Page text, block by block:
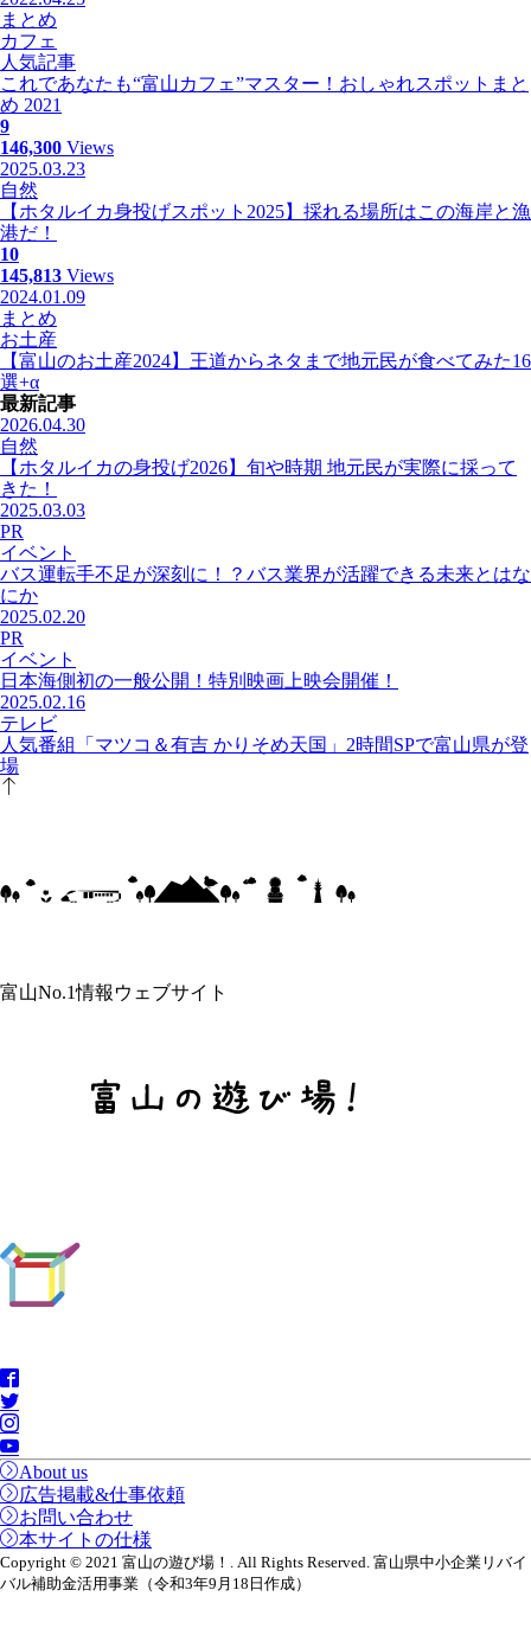
まとめ
カフェ
人気記事
これであなたも“富山カフェ”マスター！おしゃれスポットまと
め 2021
9
146,300 Views
2025.03.23
自然
【ホタルイカ身投げスポット2025】採れる場所はこの海岸と漁
港だ！
10
145,813 Views
2024.01.09
まとめ
お土産
【富山のお土産2024】王道からネタまで地元民が食べてみた16
選+α
最新記事
2026.04.30
自然
【ホタルイカの身投げ2026】旬や時期 地元民が実際に採って
きた！
2025.03.03
PR
イベント
バス運転手不足が深刻に！？バス業界が活躍できる未来とはな
にか
2025.02.20
PR
イベント
日本海側初の一般公開！特別映画上映会開催！
2025.02.16
テレビ
人気番組「マツコ＆有吉 かりそめ天国」2時間SPで富山県が登
場
富山No.1情報ウェブサイト
About us
広告掲載&仕事依頼
お問い合わせ
本サイトの仕様
Copyright © 2021 富山の遊び場！. All Rights Reserved. 富山県中小企業リバイ
バル補助金活用事業（令和3年9月18日作成）